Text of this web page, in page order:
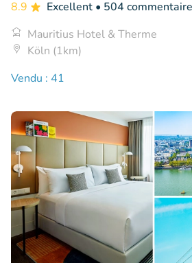
8.9 Excellent • 504
Mauritius Hotel & Therme
Köln (1km)
Vendu : 41